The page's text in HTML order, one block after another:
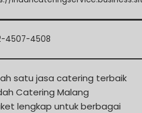
4507-4508
satu jasa catering terbaik
Catering Malang
lengkap untuk berbagai